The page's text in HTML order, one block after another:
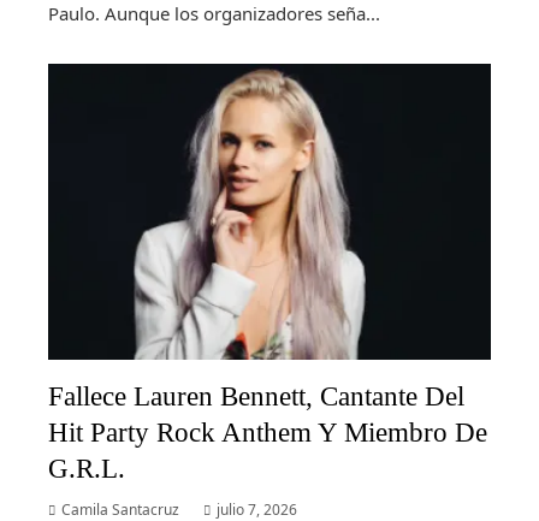
Paulo. Aunque los organizadores seña...
Fallece Lauren Bennett, Cantante Del
Hit Party Rock Anthem Y Miembro De
G.R.L.
Camila Santacruz julio 7, 2026